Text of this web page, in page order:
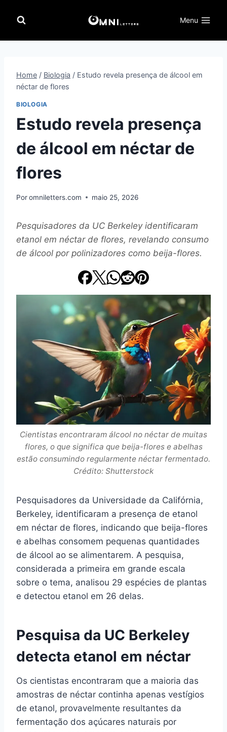
para
Menu
Home / Biologia / Estudo revela presença de álcool em
néctar de flores
BIOLOGIA
Estudo revela presença
de álcool em néctar de
flores
Poromniletters.com maio 25, 2026
Pesquisadores da UC Berkeley identificaram
etanol em néctar de flores, revelando consumo
de álcool por polinizadores como beija-flores.
Cientistas encontraram álcool no néctar de muitas
flores, o que significa que beija-flores e abelhas
estão consumindo regularmente néctar fermentado.
Crédito: Shutterstock
Pesquisadores da Universidade da Califórnia,
Berkeley, identificaram a presença de etanol
em néctar de flores, indicando que beija-flores
e abelhas consomem pequenas quantidades
de álcool ao se alimentarem. A pesquisa,
considerada a primeira em grande escala
sobre o tema, analisou 29 espécies de plantas
e detectou etanol em 26 delas.
Pesquisa da UC Berkeley
detecta etanol em néctar
Os cientistas encontraram que a maioria das
amostras de néctar continha apenas vestígios
de etanol, provavelmente resultantes da
fermentação dos açúcares naturais por